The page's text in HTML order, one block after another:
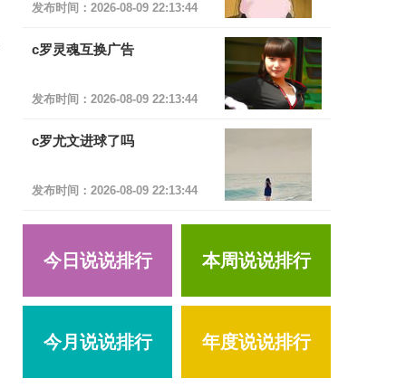
发布时间：2026-08-09 22:13:44
c罗灵魂互换广告
发布时间：2026-08-09 22:13:44
c罗尤文进球了吗
发布时间：2026-08-09 22:13:44
今日说说排行 本周说说排行
今月说说排行 年度说说排行